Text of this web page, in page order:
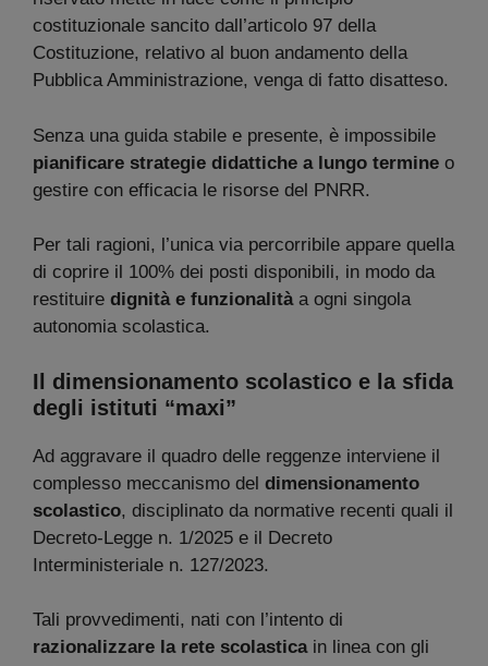
costituzionale sancito dall’articolo 97 della
Costituzione, relativo al buon andamento della
Pubblica Amministrazione, venga di fatto disatteso.
Senza una guida stabile e presente, è impossibile
pianificare strategie didattiche a lungo termine o
gestire con efficacia le risorse del PNRR.
Per tali ragioni, l’unica via percorribile appare quella
di coprire il 100% dei posti disponibili, in modo da
restituire dignità e funzionalitàa ogni singola
autonomia scolastica.
Il dimensionamento scolastico e la sfida
degli istituti “maxi”
Ad aggravare il quadro delle reggenze interviene il
complesso meccanismo del dimensionamento
scolastico, disciplinato da normative recenti quali il
Decreto-Legge n. 1/2025 e il Decreto
Interministeriale n. 127/2023.
Tali provvedimenti, nati con l’intento di
razionalizzare la rete scolasticain linea con gli